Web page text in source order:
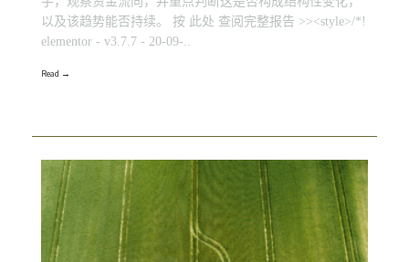
以及该趋势能否持续。 按 此处 查阅完整报告 >><style>/*!
elementor - v3.7.7 - 20-09-..
Read →